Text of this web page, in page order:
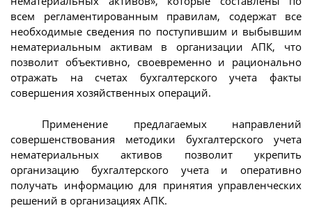
всем регламентированным правилам, содержат все
необходимые сведения по поступившим и выбывшим
нематериальным активам в организации АПК, что
позволит объективно, своевременно и рационально
отражать на счетах бухгалтерского учета факты
совершения хозяйственных операций.
Применение предлагаемых направлений
совершенствования методики бухгалтерского учета
нематериальных активов позволит укрепить
организацию бухгалтерского учета и оперативно
получать информацию для принятия управленческих
решений в организациях АПК.